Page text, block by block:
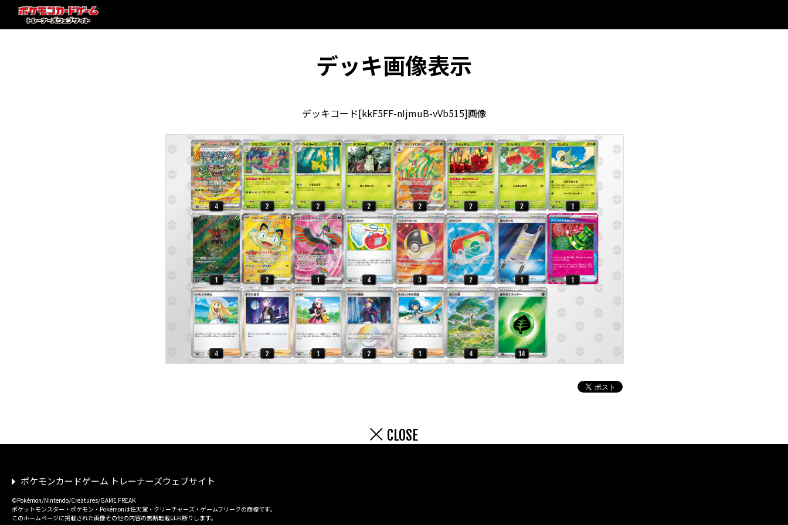
デッキ画像表示
デッキコード[kkF5FF-nIjmuB-vVb515]画像
CLOSE
ポケモンカードゲーム トレーナーズウェブサイト
©Pokémon/Nintendo/Creatures/GAME FREAK
ポケットモンスター・ポケモン・Pokémonは任天堂・クリーチャーズ・ゲームフリークの商標です。
このホームページに掲載された画像その他の内容の無断転載はお断りします。